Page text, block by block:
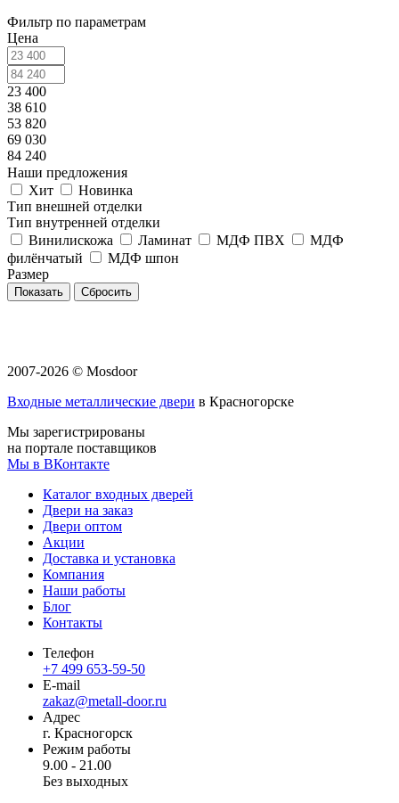
Фильтр по параметрам
Цена
23 400
38 610
53 820
69 030
84 240
Наши предложения
Хит
Новинка
Тип внешней отделки
Тип внутренней отделки
Винилискожа
Ламинат МДФ ПВХ
МДФ
филёнчатый
МДФ шпон
Размер
Сбросить
2007-2026 © Mosdoor
Входные металлические двери в Красногорске
Мы зарегистрированы
на портале поставщиков
Мы в ВКонтакте
Каталог входных дверей
Двери на заказ
Двери оптом
Акции
Доставка и установка
Компания
Наши работы
Блог
Контакты
Телефон
+7 499 653-59-50
E-mail
zakaz@metall-door.ru
Адрес
г. Красногорск
Режим работы
9.00 - 21.00
Без выходных